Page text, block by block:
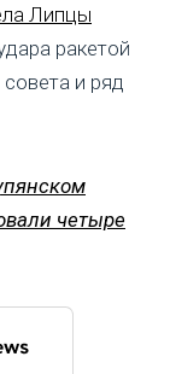
Липцы
ракетой
и ряд
четыре